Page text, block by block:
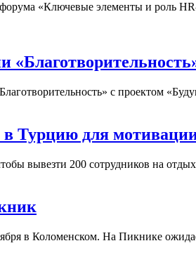
«Ключевые элементы и роль
с проектом
в Турцию для
вывезти 200 сотрудников на
в Коломенском. На Пикнике